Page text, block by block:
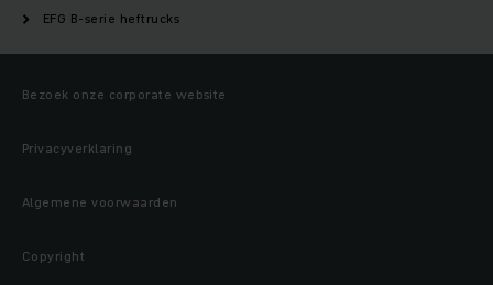
EFG B-serie heftrucks
Bezoek onze corporate website
Privacyverklaring
Algemene voorwaarden
Copyright